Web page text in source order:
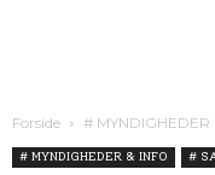
Forside # MYNDIGHEDER
# MYNDIGHEDER & INFO #